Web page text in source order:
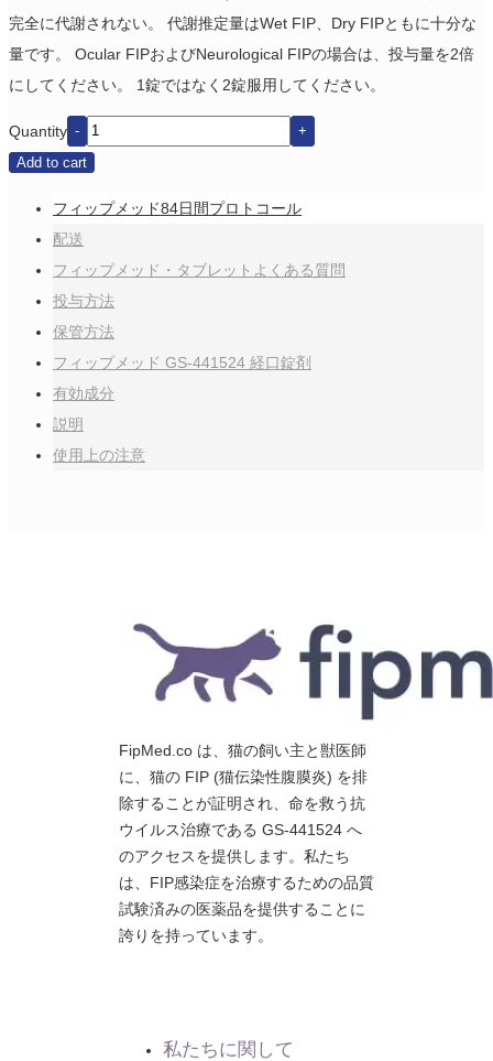
完全に代謝されない。 代謝推定量はWet FIP、Dry FIPともに十分な
量です。 Ocular FIPおよびNeurological FIPの場合は、投与量を2倍
にしてください。 1錠ではなく2錠服用してください。
Quantity
Add to cart
フィップメッド84日間プロトコール
配送
フィップメッド・タブレットよくある質問
投与方法
保管方法
フィップメッド GS-441524 経口錠剤
有効成分
説明
使用上の注意
FipMed.co は、猫の飼い主と獣医師
に、猫の FIP (猫伝染性腹膜炎) を排
除することが証明され、命を救う抗
ウイルス治療である GS-441524 へ
のアクセスを提供します。私たち
は、FIP感染症を治療するための品質
試験済みの医薬品を提供することに
誇りを持っています。
私たちに関して